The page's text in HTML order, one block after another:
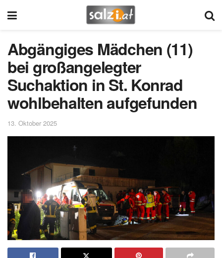
Abgängiges Mädchen (11)
bei großangelegter
Suchaktion in St. Konrad
wohlbehalten aufgefunden
13. Oktober 2025